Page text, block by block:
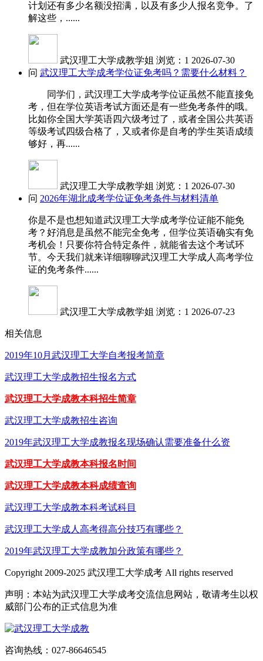
计划还有多少名额没招满，以及有多少人报名竞争。了
解这些，......
武汉理工大学成教学姐 浏览：1 2026-07-30
问 武汉理工大学成考学位证免考吗？需要什么材料？
同学们，武汉理工大学成考学位证虽然不能直接免
考，但在学位英语考试方面还是有一些免考条件的哦。
比如你全国大学英语四六级考过了，或者全国公共英语
等级考试四级合格了，又或者你是自考的学生英语成绩
够好，再......
武汉理工大学成教学姐 浏览：1 2026-07-30
问 2026年湖北成考学位证免考条件与材料清单
你是不是也想知道武汉理工大学成考学位证能不能免
考？好消息是虽然不能完全免考，但学位英语确实有免
考机会！只要你符合特定条件，就能省去这个考试环
节。今天我们就来详细聊聊武汉理工大学成人高考学位
证的免考条件......
武汉理工大学成教学姐 浏览：1 2026-07-23
相关信息
2019年10月武汉理工大学自考报考简章
武汉理工大学成教招生报名方式
武汉理工大学成教本科招生简章
武汉理工大学成教招生咨询
2019年武汉理工大学成教报名现场确认需要准备什么资
武汉理工大学成教本科报名时间
武汉理工大学成教本科成绩查询
武汉理工大学成教本科考试科目
武汉理工大学成人高考得高分技巧有哪些？
2019年武汉理工大学成教加分政策有哪些？
Copyright 2009-2025 武汉理工大学成考 All rights reserved
声明：本站为武汉理工大学成考交流信息网站，敬请考生以权
威部门公布的正式信息为准
咨询热线：027-86646545